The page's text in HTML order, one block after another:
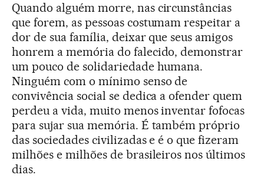
Quando alguém morre, nas circunstâncias
que forem, as pessoas costumam respeitar a
dor de sua família, deixar que seus amigos
honrem a memória do falecido, demonstrar
um pouco de solidariedade humana.
Ninguém com o mínimo senso de
convivência social se dedica a ofender quem
perdeu a vida, muito menos inventar fofocas
para sujar sua memória. É também próprio
das sociedades civilizadas e é o que fizeram
milhões e milhões de brasileiros nos últimos
dias.